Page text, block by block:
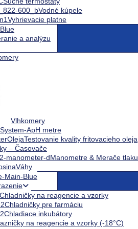
Homogenizátory
Suché termostaty
Vyhrievacie platne
a analýzu
Vlhkomery
pH metre
Testovanie kvality fritovacieho oleja
– Časovače
Váhy
Chladničky na reagencie a vzorky